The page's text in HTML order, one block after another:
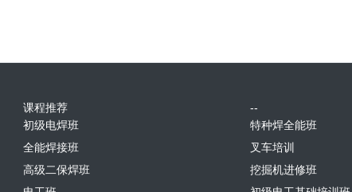
课程推荐
初级电焊班
全能焊接班
高级二保焊班
--
特种焊全能班
叉车培训
挖掘机进修班